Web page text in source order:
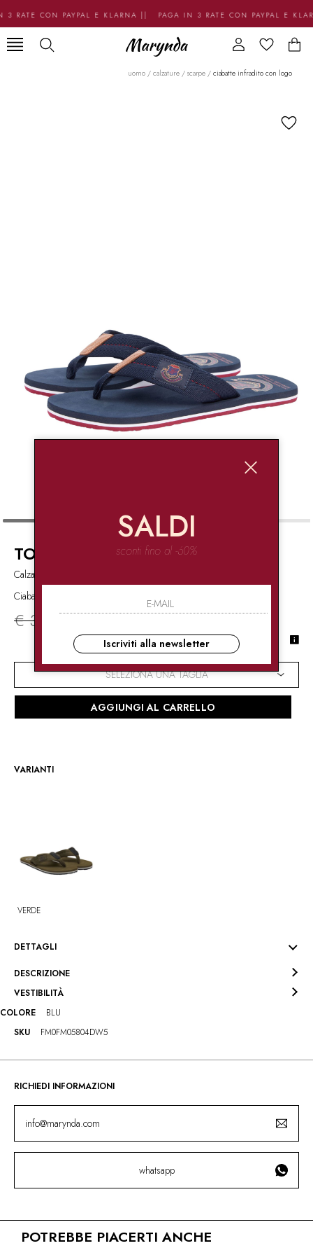
3 RATE CON PAYPAL E KLARNA || PAGA IN 3 RATE CON PAYPAL E
uomo / calzature / scarpe / ciabatte infradito con logo
TOMMY HILFIGER
Calzature,Scarpe
Ciabatte infradito con logo
€ 39.90 -50% € 19.95
GUIDA ALLE TAGLIE
SELEZIONA UNA TAGLIA
AGGIUNGI AL CARRELLO
VARIANTI
VERDE
DETTAGLI
DESCRIZIONE
VESTIBILITÀ
COLORE
BLU
SKU
FM0FM05804DW5
RICHIEDI INFORMAZIONI
info@marynda.com
whatsapp
POTREBBE PIACERTI ANCHE
SALDI
sconti fino al -60%
Iscriviti alla newsletter